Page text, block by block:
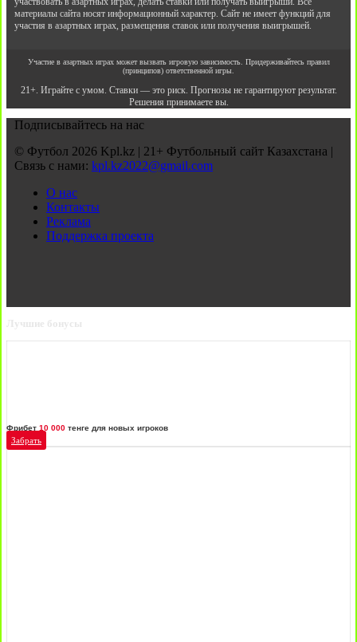
материалы сайта носят информационный характер. Сайт не имеет функций для
участия в азартных играх, размещения ставок или получения выигрышей.
Участие в азартных играх может вызвать игровую зависимость. Придерживайтесь правил
(принципов) ответственной игры.
21+. Играйте с умом. Ставки — это риск. Прогнозы не гарантируют результат.
Решения принимаете вы.
Подписывайтесь на нас
© Футбол 2026 Kpl.kz | 21+ Футбольный сайт Казахстана |
Связь с нами: kpl.kz2022@gmail.com
О нас
Контакты
Реклама
Поддержка проекта
Лучшие бонусы
Фрибет 10 000 тенге для новых игроков
Забрать